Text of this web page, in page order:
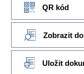
QR kód
Zobrazit
Uložit